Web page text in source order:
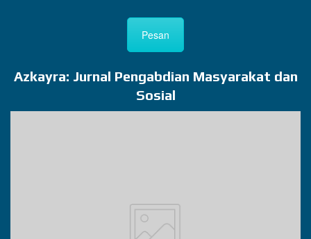
Pesan
Azkayra: Jurnal Pengabdian Masyarakat dan
Sosial